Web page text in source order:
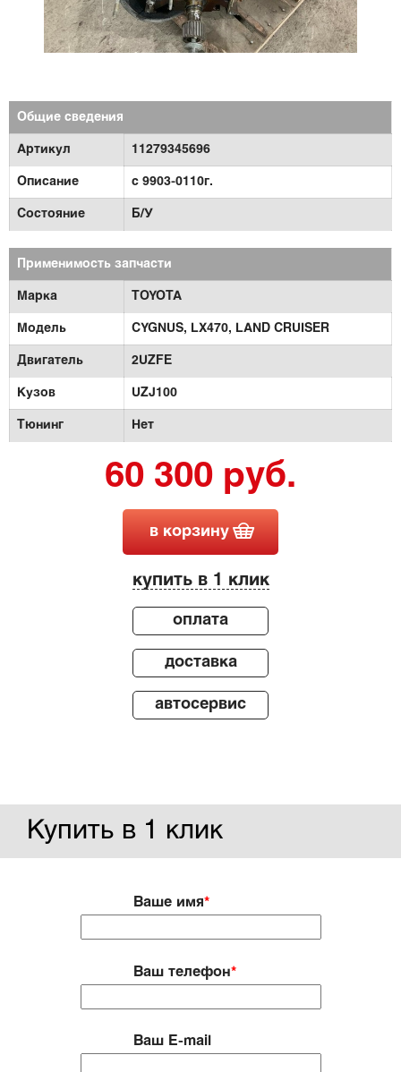
Общие сведения
Артикул 11279345696
Описание с 9903-0110г.
Состояние Б/У
Применимость запчасти
Марка TOYOTA
Модель CYGNUS, LX470, LAND CRUISER
Двигатель 2UZFE
Кузов UZJ100
Тюнинг Нет
60 300 руб.
в корзину
купить в 1 клик
оплата
доставка
автосервис
Купить в 1 клик
Ваше имя*
Ваш телефон*
Ваш E-mail